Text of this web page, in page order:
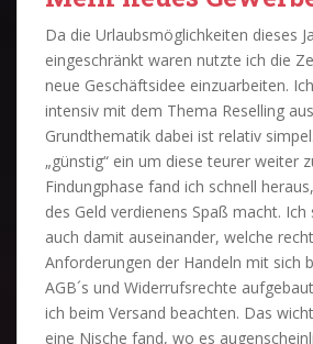
Da die Urlaubsmöglichkeiten dieses
eingeschränkt waren nutzte ich die
neue Geschäftsidee einzuarbeiten.
intensiv mit dem Thema Reselling
Grundthematik dabei ist relativ
„günstig“ ein um diese teurer weiter
Findungphase fand ich schnell
des Geld verdienens Spaß macht.
auch damit auseinander, welche
Anforderungen der Handeln mit sich
AGB´s und Widerrufsrechte
ich beim Versand beachten. Das
eine Nische fand, wo es